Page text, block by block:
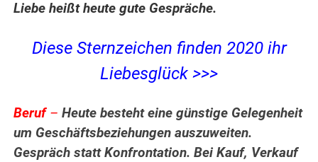
Liebe heißt heute gute Gespräche.
Diese Sternzeichen finden 2020 ihr
Liebesglück >>>
Beruf–Heute besteht eine günstige Gelegenheit
um Geschäftsbeziehungen auszuweiten.
Gespräch statt Konfrontation. Bei Kauf, Verkauf